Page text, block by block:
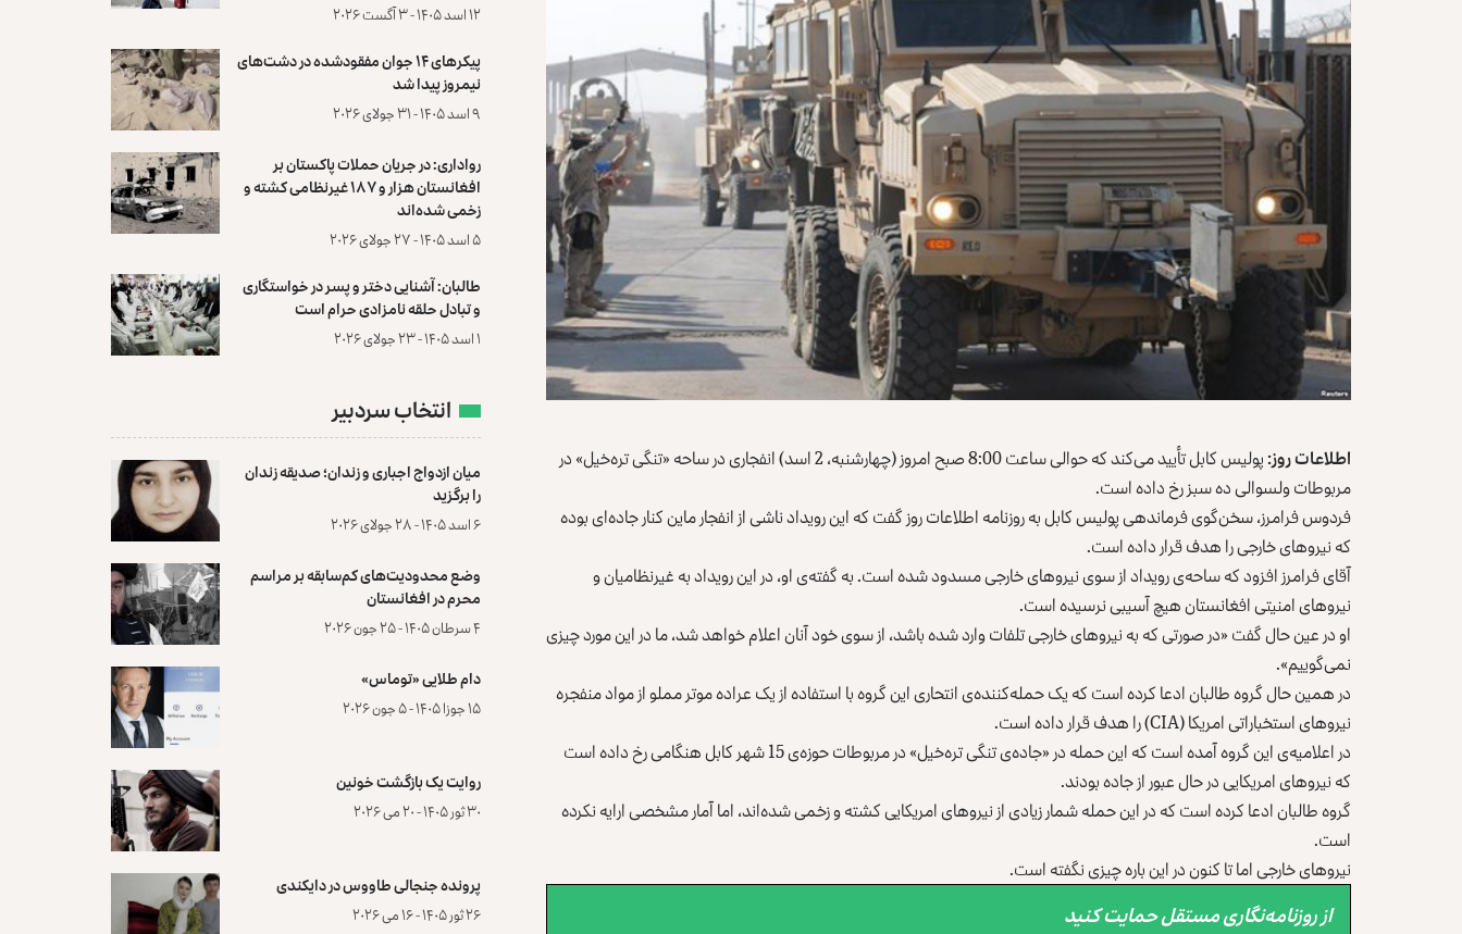
اطلاعات روز:
پولیس کابل تأیید می‌کند که حوالی ساعت 8:00 صبح امروز (چهارشنبه، 2 اسد) انفجاری در ساحه «تنگی تره‌خیل» در
مربوطات ولسوالی ده سبز رخ داده است.
فردوس فرامرز، سخن‌گوی فرماندهی پولیس کابل به روزنامه اطلاعات روز گفت که این رویداد ناشی از انفجار ماین کنار جاده‌ای بوده
که نیروهای خارجی را هدف قرار داده است.
آقای فرامرز افزود که ساحه‌ی رویداد از سوی نیروهای خارجی مسدود شده است. به گفته‌ی او، در این رویداد به غیرنظامیان و
نیروهای امنیتی افغانستان هیچ آسیبی نرسیده است.
او در عین حال گفت «در صورتی که به نیروهای خارجی تلفات وارد شده باشد، از سوی خود آنان اعلام خواهد شد، ما در این مورد چیزی
نمی‌گوییم».
در همین حال گروه طالبان ادعا کرده است که یک حمله‌کننده‌ی انتحاری این گروه با استفاده از یک عراده موتر مملو از مواد منفجره
نیروهای استخباراتی امریکا (CIA) را هدف قرار داده است.
در اعلامیه‌ی این گروه آمده است که این حمله در «جاده‌ی تنگی تره‌خیل» در مربوطات حوزه‌ی 15 شهر کابل هنگامی رخ داده است
که نیروهای امریکایی در حال عبور از جاده بودند.
گروه طالبان ادعا کرده است که در این حمله شمار زیادی از نیروهای امریکایی کشته و زخمی شده‌اند، اما آمار مشخصی ارایه نکرده
است.
نیروهای خارجی اما تا کنون در این باره چیزی نگفته است.
از روزنامه‌نگاری مستقل حمایت کنید
۱۲ اسد ۱۴۰۵ - ۳ آگست ۲۰۲۶
پیکرهای ۱۴ جوان مفقودشده در دشت‌های
نیمروز پیدا شد
۹ اسد ۱۴۰۵ - ۳۱ جولای ۲۰۲۶
رواداری: در جریان حملات پاکستان بر
افغانستان هزار و ۱۸۷ غیرنظامی کشته و
زخمی شده‌اند
۵ اسد ۱۴۰۵ - ۲۷ جولای ۲۰۲۶
طالبان: آشنایی دختر و پسر در خواستگاری
و تبادل حلقه نامزادی حرام است
۱ اسد ۱۴۰۵ - ۲۳ جولای ۲۰۲۶
انتخاب سردبیر
میان ازدواج اجباری و زندان؛ صدیقه زندان
را برگزید
۶ اسد ۱۴۰۵ - ۲۸ جولای ۲۰۲۶
وضع محدودیت‌های کم‌سابقه بر مراسم
محرم در افغانستان
۴ سرطان ۱۴۰۵ - ۲۵ جون ۲۰۲۶
دام طلایی «توماس»
۱۵ جوزا ۱۴۰۵ - ۵ جون ۲۰۲۶
روایت یک بازگشت خونین
۳۰ ثور ۱۴۰۵ - ۲۰ می ۲۰۲۶
پرونده‌ جنجالی طاووس در دایکندی
۲۶ ثور ۱۴۰۵ - ۱۶ می ۲۰۲۶